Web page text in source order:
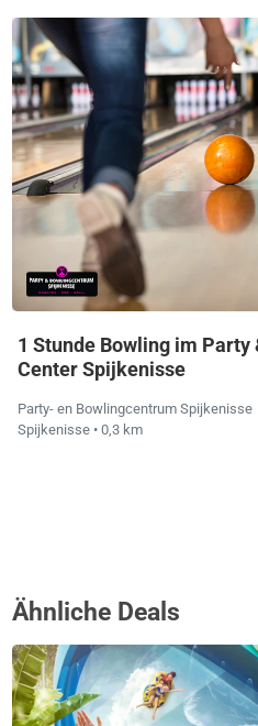
1 Stunde Bowling im Party
Center Spijkenisse
Party- en Bowlingcentrum Spijkenisse
Spijkenisse • 0,3 km
Ähnliche Deals